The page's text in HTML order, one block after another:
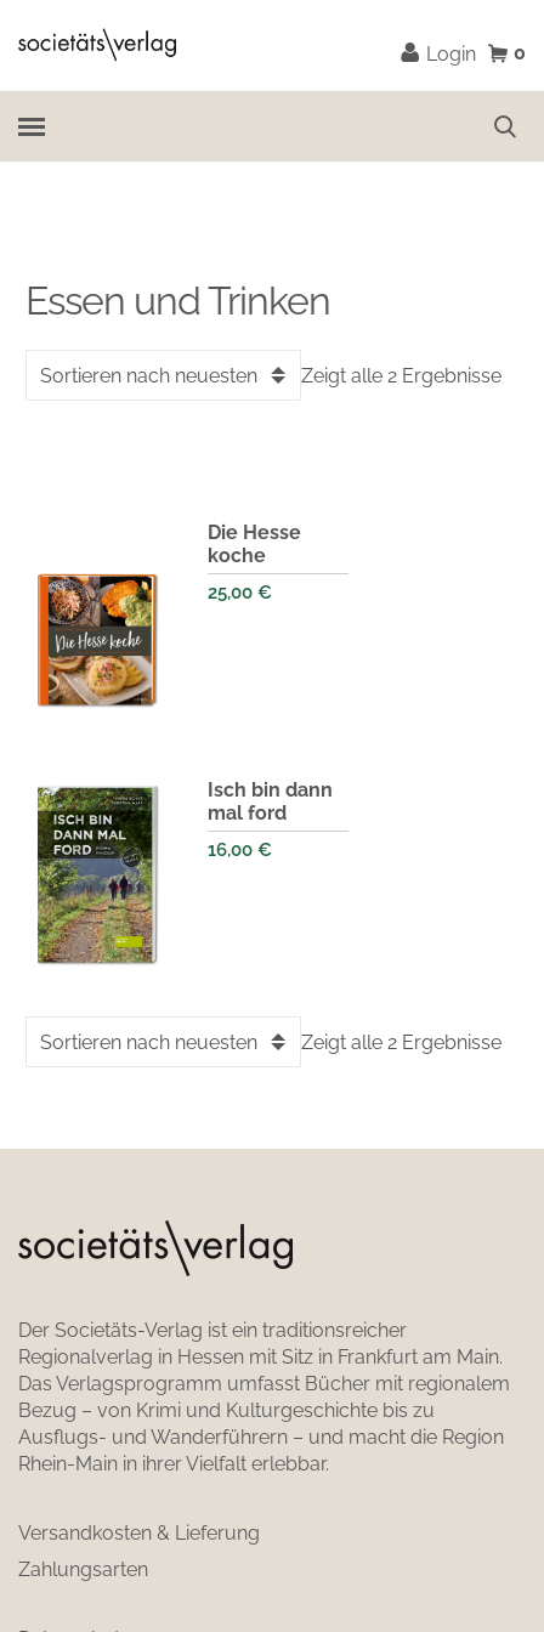
Login 0
Essen und Trinken
Sortieren nach neuesten Zeigt alle 2 Ergebnisse
Die Hesse
koche
25,00 €
Isch bin dann
mal ford
16,00 €
Sortieren nach neuesten Zeigt alle 2 Ergebnisse
Der Societäts-Verlag ist ein traditionsreicher
Regionalverlag in Hessen mit Sitz in Frankfurt am Main.
Das Verlagsprogramm umfasst Bücher mit regionalem
Bezug – von Krimi und Kulturgeschichte bis zu
Ausflugs- und Wanderführern – und macht die Region
Rhein-Main in ihrer Vielfalt erlebbar.
Versandkosten & Lieferung
Zahlungsarten